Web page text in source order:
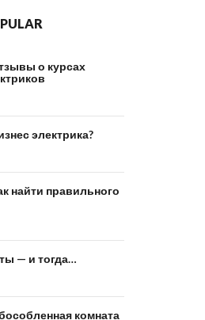
о курсах
электрика?
найти правильного
— и тогда…
комната